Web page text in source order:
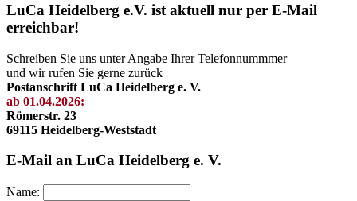
LuCa Heidelberg e.V. ist aktuell nur per E-Mail
erreichbar!
Schreiben Sie uns unter Angabe Ihrer Telefonnummmer
und wir rufen Sie gerne zurück
Postanschrift LuCa Heidelberg e. V.
ab 01.04.2026:
Römerstr. 23
69115 Heidelberg-Weststadt
E-Mail an LuCa Heidelberg e. V.
Name: